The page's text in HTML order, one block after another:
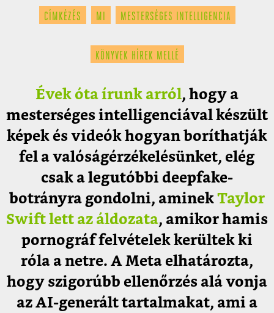
CÍMKÉZÉS MI MESTERSÉGES INTELLIGENCIA
KÖNYVEK HÍREK MELLÉ
Évek óta írunk arról, hogy a
mesterséges intelligenciával készült
képek és videók hogyan boríthatják
fel a valóságérzékelésünket, elég
csak a legutóbbi deepfake-
botrányra gondolni, aminek Taylor
Swift lett az áldozata, amikor hamis
pornográf felvételek kerültek ki
róla a netre. A Meta elhatározta,
hogy szigorúbb ellenőrzés alá vonja
az AI-generált tartalmakat, ami a